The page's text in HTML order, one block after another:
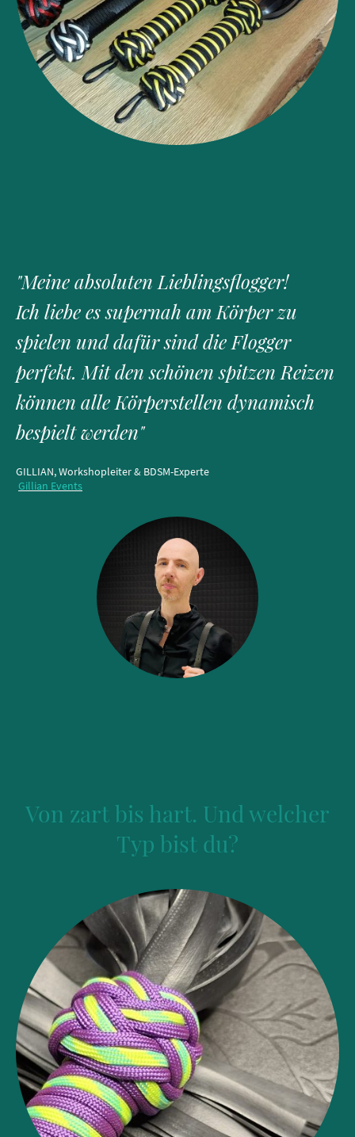
"Meine absoluten Lieblingsflogger!
Ich liebe es supernah am Körper zu
spielen und dafür sind die Flogger
perfekt. Mit den schönen spitzen Reizen
können alle Körperstellen dynamisch
bespielt werden"
GILLIAN, Workshopleiter & BDSM-Experte
Gillian Events
Von zart bis hart. Und welcher
Typ bist du?